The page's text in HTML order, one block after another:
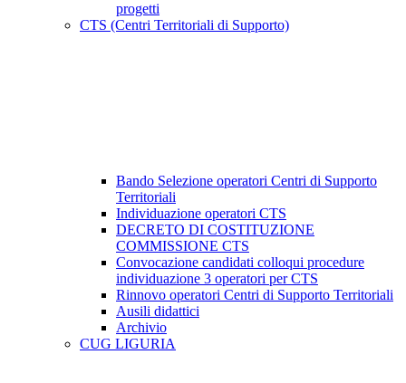
progetti
CTS (Centri Territoriali di Supporto)
Bando Selezione operatori Centri di Supporto
Territoriali
Individuazione operatori CTS
DECRETO DI COSTITUZIONE
COMMISSIONE CTS
Convocazione candidati colloqui procedure
individuazione 3 operatori per CTS
Rinnovo operatori Centri di Supporto Territoriali
Ausili didattici
Archivio
CUG LIGURIA